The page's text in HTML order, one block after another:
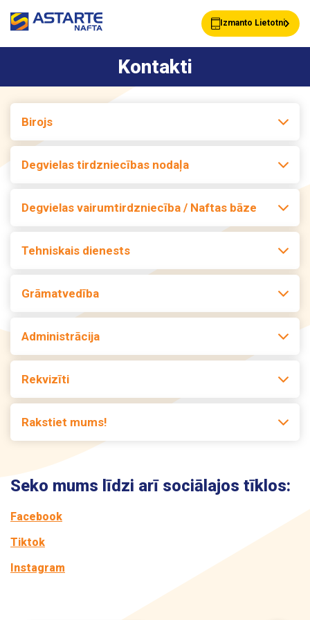
Izmanto Lietotni
Akcijas Jaunumi
Uzpildes stacijas
Pakalpojumi Astarte Bizness
Par ASTARTE
Kontakti
Kontakti
Birojs
Degvielas tirdzniecības nodaļa
Degvielas vairumtirdzniecība / Naftas bāze
Tehniskais dienests
Grāmatvedība
Administrācija
Rekvizīti
Rakstiet mums!
Seko mums līdzi arī sociālajos tīklos:
Facebook
Tiktok
Instagram